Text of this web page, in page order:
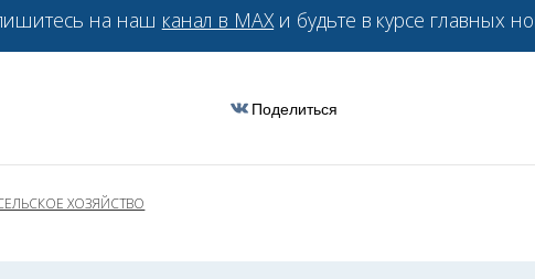
на наш канал в МАХ и будьте в курсе главных
Поделиться
ХОЗЯЙСТВО